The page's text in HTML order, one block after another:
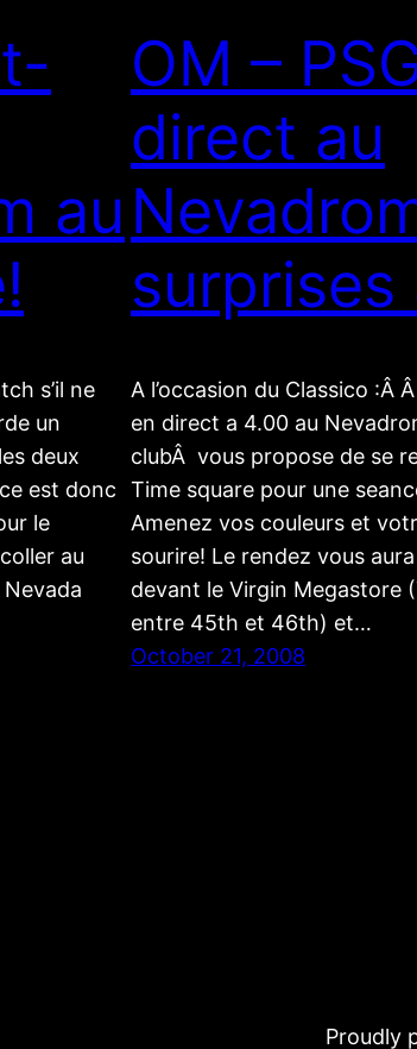
au
s’il ne
un
deux
est donc
le
au
OM –
direct au
surprises
A l’occasion du Classico :Â
en direct a 4.00 au
clubÂ vous propose de se
Time square pour une
Amenez vos couleurs et
sourire! Le rendez vous
devant le Virgin Megastore
entre 45th et 46th) et…
October 21, 2008
Proudly